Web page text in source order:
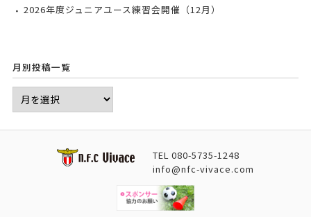
2026年度ジュニアユース練習会開催（12月）
月別投稿一覧
TEL 080-5735-1248
info@nfc-vivace.com